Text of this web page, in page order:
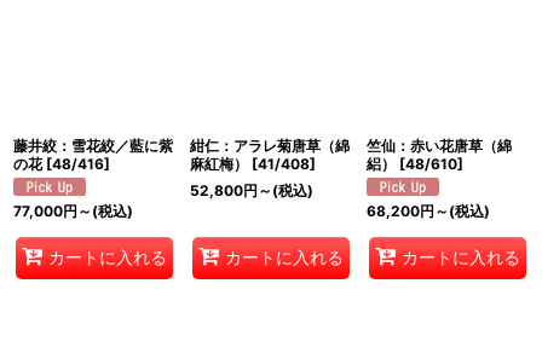
藤井絞：雪花絞／藍に紫
の花 [48/416]
77,000円 ～ (税込)
カートに入れる
紺仁：アラレ菊唐草（綿
麻紅梅）
[41/408]
52,800円 ～ (税込)
カートに入れる
竺仙：赤い花唐草（綿
絽）
[48/610]
68,200円 ～ (税込)
カートに入れる